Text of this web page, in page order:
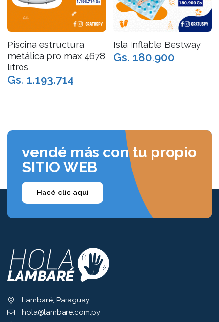
Piscina estructura
metálica pro max 4678
litros
Gs. 1.193.714
Isla Inflable Bestway
Gs. 180.900
vendé más con tu propio
SITIO WEB
Hacé clic aquí
Lambaré, Paraguay
hola@lambare.com.py